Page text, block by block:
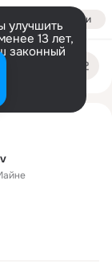
Войти
улучшить
13 лет,
законный